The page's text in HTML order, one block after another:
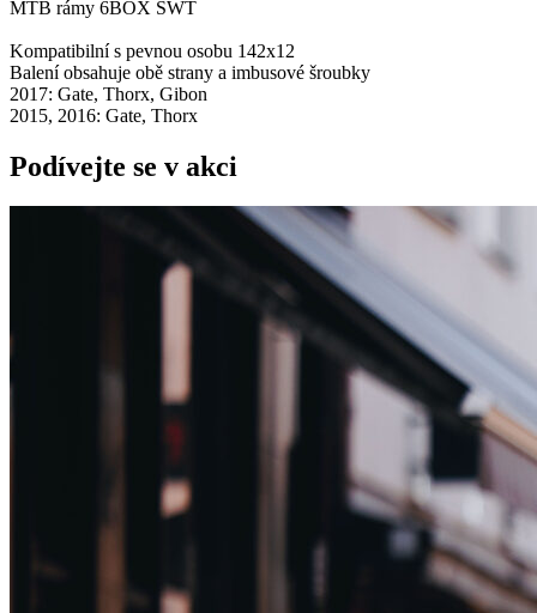
MTB rámy 6BOX SWT
Kompatibilní s pevnou osobu 142x12
Balení obsahuje obě strany a imbusové šroubky
2017: Gate, Thorx, Gibon
2015, 2016: Gate, Thorx
Podívejte se v akci